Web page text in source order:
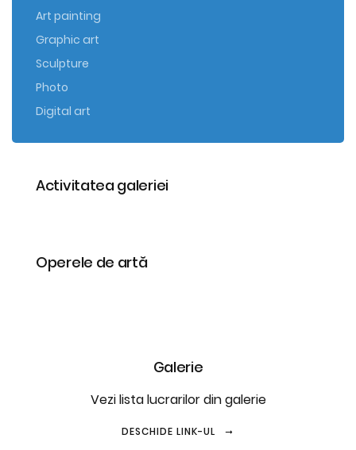
Art painting
Graphic art
Sculpture
Photo
Digital art
Activitatea galeriei
Operele de artă
Galerie
Vezi lista lucrarilor din galerie
DESCHIDE LINK-UL